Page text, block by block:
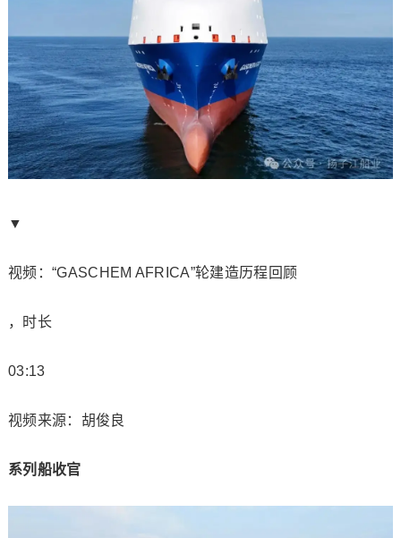
▼
视频：“GASCHEM AFRICA”轮建造历程回顾
，时长
03:13
视频来源：胡俊良
系列船收官